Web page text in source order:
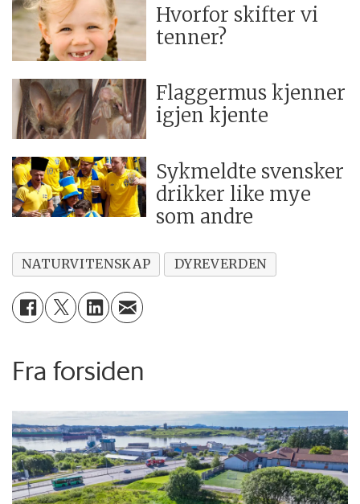
Hvorfor skifter vi
tenner?
Flaggermus kjenner
igjen kjente
Sykmeldte svensker
drikker like mye
som andre
NATURVITENSKAP DYREVERDEN
Fra forsiden